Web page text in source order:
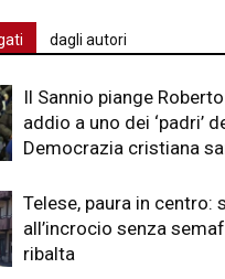
dagli autori
Il Sannio piange
addio a uno dei ‘padri’
Democrazia cristiana
Telese, paura in centro:
all’incrocio senza
ribalta